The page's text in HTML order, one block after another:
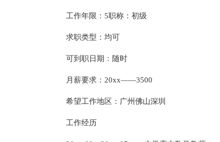
工作年限：5职称：初级
求职类型：均可
可到职日期：随时
月薪要求：20xx——3500
希望工作地区：广州佛山深圳
工作经历